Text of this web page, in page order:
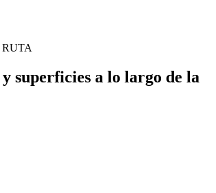
superficies a lo largo de la